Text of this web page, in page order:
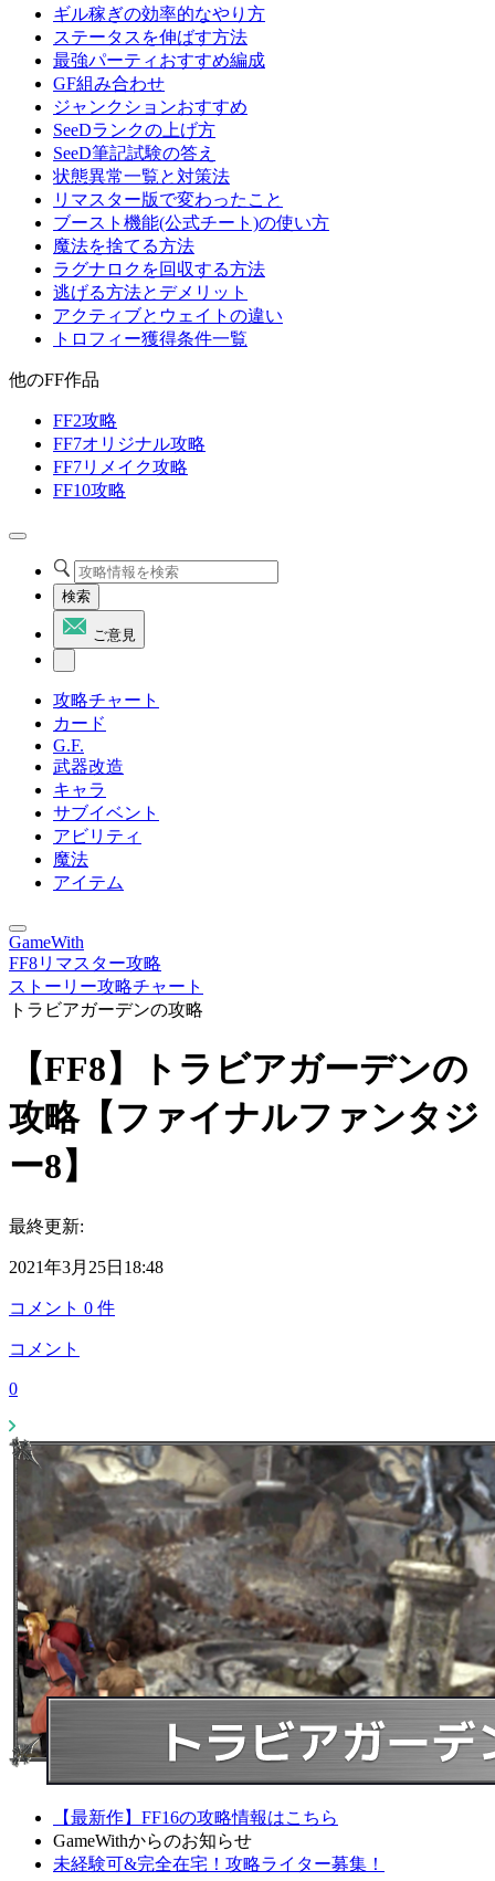
ギル稼ぎの効率的なやり方
ステータスを伸ばす方法
最強パーティおすすめ編成
GF組み合わせ
ジャンクションおすすめ
SeeDランクの上げ方
SeeD筆記試験の答え
状態異常一覧と対策法
リマスター版で変わったこと
ブースト機能(公式チート)の使い方
魔法を捨てる方法
ラグナロクを回収する方法
逃げる方法とデメリット
アクティブとウェイトの違い
トロフィー獲得条件一覧
他のFF作品
FF2攻略
FF7オリジナル攻略
FF7リメイク攻略
FF10攻略
検索
ご意見
攻略チャート
カード
G.F.
武器改造
キャラ
サブイベント
アビリティ
魔法
アイテム
GameWith
FF8リマスター攻略
ストーリー攻略チャート
トラビアガーデンの攻略
【FF8】トラビアガーデンの
攻略【ファイナルファンタジ
ー8】
最終更新:
2021年3月25日18:48
コメント 0 件
コメント
0
【最新作】FF16の攻略情報はこちら
GameWithからのお知らせ
未経験可&完全在宅！攻略ライター募集！